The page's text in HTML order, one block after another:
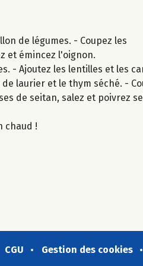
de légumes. - Coupez les
et émincez l'oignon.
- Ajoutez les lentilles et les
laurier et le thym séché. -
de seitan, salez et poivrez
chaud !
CGU Gestion des cookies